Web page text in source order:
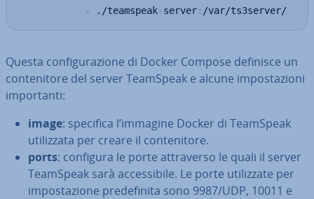
-
./teamspeak-server: /var/ts3server/
Questa con­fi­gu­ra­zio­ne di Docker Compose definisce un
con­te­ni­to­re del server TeamSpeak e alcune im­po­sta­zio­ni
im­por­tan­ti:
image: specifica l’immagine Docker di TeamSpeak
uti­liz­za­ta per creare il con­te­ni­to­re.
ports: configura le porte at­tra­ver­so le quali il server
TeamSpeak sarà ac­ces­si­bi­le. Le porte uti­liz­za­te per
im­po­sta­zio­ne pre­de­fi­ni­ta sono 9987/UDP, 10011 e